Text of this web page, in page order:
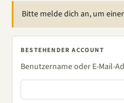
Bitte melde dich an, um
BESTEHENDER ACCOUNT
Benutzername oder E-Mail-